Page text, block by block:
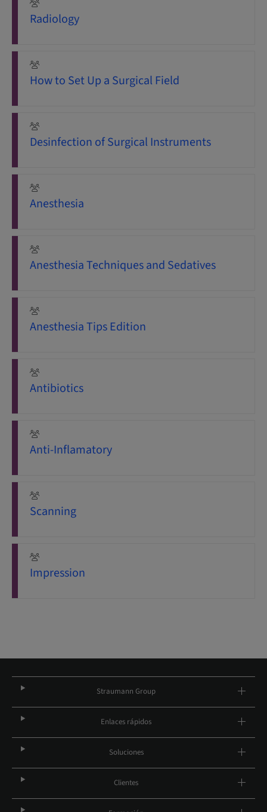
Radiology
How to Set Up a Surgical Field
Desinfection of Surgical Instruments
Anesthesia
Anesthesia Techniques and Sedatives
Anesthesia Tips Edition
Antibiotics
Anti-Inflamatory
Scanning
Impression
Straumann Group
Enlaces rápidos
Soluciones
Clientes